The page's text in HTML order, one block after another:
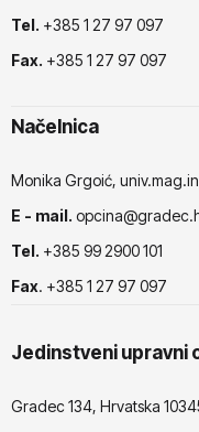
Tel. +385 1 27 97 097
Fax. +385 1 27 97 097
Načelnica
Monika Grgoić,
E - mail.
Tel. +385 99 2900 101
Fax. +385 1 27 97 097
Jedinstveni upravni
Gradec 134, Hrvatska